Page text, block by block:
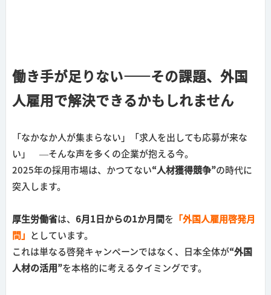
働き手が足りない――その課題、外国
人雇用で解決できるかもしれません
「なかなか人が集まらない」「求人を出しても応募が来な
い」 —そんな声を多くの企業が抱える今。
2025年の採用市場は、かつてない“人材獲得競争”の時代に
突入します。
厚生労働省は、 6月1日からの1か月間 を
「外国人雇用啓発月
間」
としています。
これは単なる啓発キャンペーンではなく、日本全体が“外国
人材の活用”を本格的に考えるタイミングです。